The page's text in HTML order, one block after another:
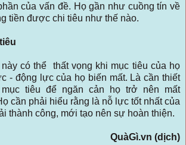
của vấn đề. Họ gần như cuồng tín về
tiền được chi tiêu như thế nào.
này có thể thất vọng khi mục tiêu của họ
- động lực của họ biến mất. Là cần thiết
tiêu để ngăn cản họ trở nên mất
cần phải hiểu rằng là nỗ lực tốt nhất của
thành công, mới tạo nên sự hoàn thiện.
QuàGì.vn (dịch)